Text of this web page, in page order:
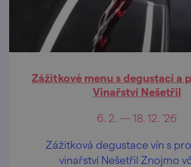
Zážitkové menu s degustací a
Vinařství Nešetřil
6. 2. — 18. 12. '26
Zážitková degustace vín s
vinařství Nešetřil Znojmo